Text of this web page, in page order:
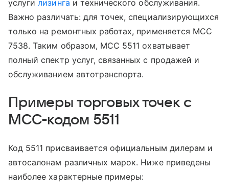
услугилизинга и технического обслуживания.
Важно различать: для точек, специализирующихся
только на ремонтных работах, применяется MCC
7538. Таким образом, MCC 5511 охватывает
полный спектр услуг, связанных с продажей и
обслуживанием автотранспорта.
Примеры торговых точек с
MCC-кодом 5511
Код 5511 присваивается официальным дилерам и
автосалонам различных марок. Ниже приведены
наиболее характерные примеры: